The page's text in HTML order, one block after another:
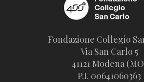
Fondazione Collegio
Via San Carlo 5
41121 Modena
P.I. 00641060363